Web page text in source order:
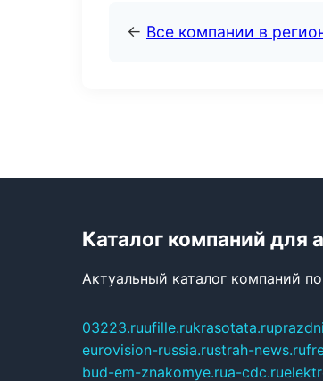
← Все компании в
Каталог компаний для
Актуальный каталог компаний
03223.ruufille.rukrasotata.ru
eurovision-russia.rustrah-news.ru
bud-em-znakomye.rua-cdc.ru